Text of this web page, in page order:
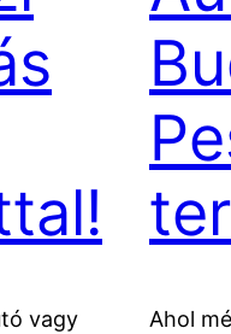
vagy
Ahol